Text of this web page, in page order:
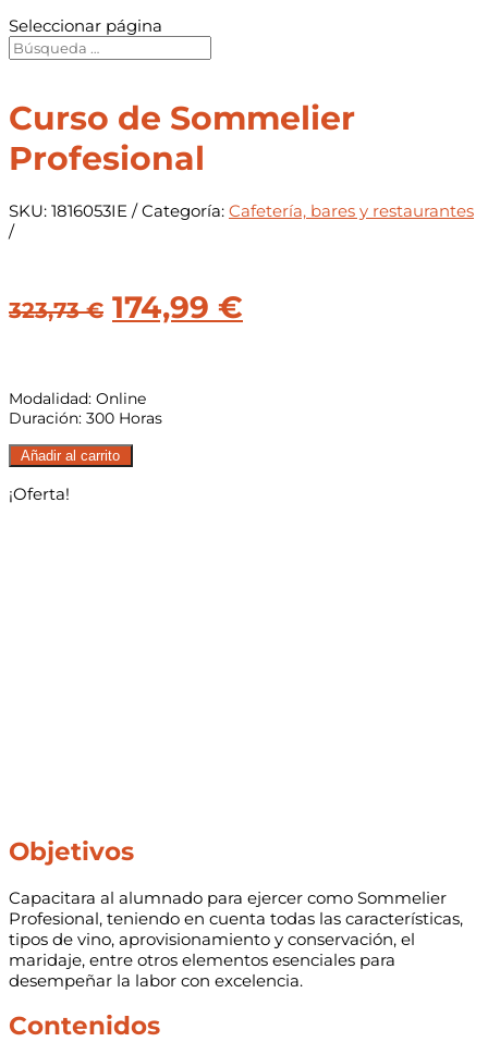
Seleccionar página
Curso de Sommelier
Profesional
SKU: 1816053IE Categoría: Cafetería, bares y restaurantes
323,73€ El
era:
323,73 €.
174,99 €
Modalidad: Online
Duración: 300 Horas
Curso
Sommelier
Añadir al carrito
¡Oferta!
Objetivos
Capacitara al alumnado para ejercer como Sommelier
Profesional, teniendo en cuenta todas las características,
tipos de vino, aprovisionamiento y conservación, el
maridaje, entre otros elementos esenciales para
desempeñar la labor con excelencia.
Contenidos